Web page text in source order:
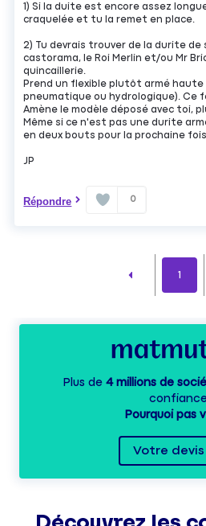
1) Si la duite est encore assez
craquelée et tu la remet en place.
2) Tu devrais trouver de la durite
castorama, le Roi Merlin et/ou Mr
quincaillerie.
Prend un flexible plutôt armé haute
pneumatique ou hydrologique). Ce
Amène le modèle déposé avec toi,
Même si ce n'est pas une durite
en deux bouts pour la prochaine
JP
Répondre 0
1
Plus de 4 millions de
Pourquoi pas
Votre devis